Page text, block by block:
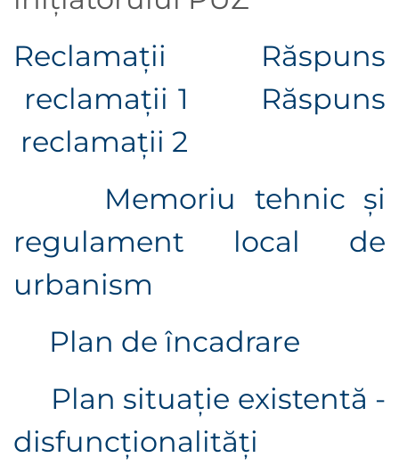
Reclamații
Răspuns
reclamații 1
Răspuns
reclamații 2
Memoriu tehnic și
regulament local de
urbanism
Plan de încadrare
Plan situație existentă -
disfuncționalități